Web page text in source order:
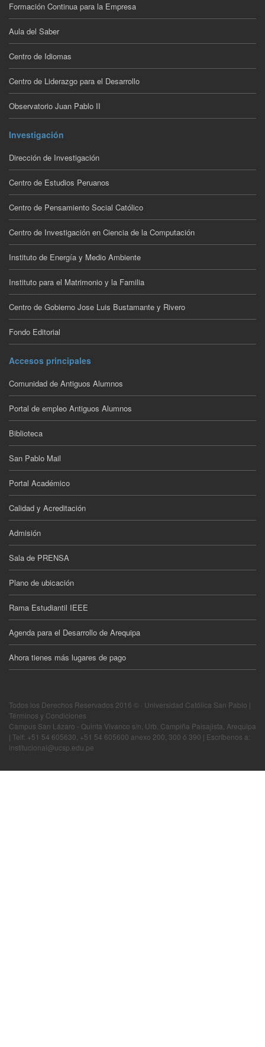
Formación Continua para la Empresa
Aula del Saber
Centro de Idiomas
Centro de Liderazgo para el Desarrollo
Observatorio Juan Pablo II
Investigación
Dirección de Investigación
Centro de Estudios Peruanos
Centro de Pensamiento Social Católico
Centro de Investigación en Ciencia de la Computación
Instituto de Energía y Medio Ambiente
Instituto para el Matrimonio y la Familia
Centro de Gobierno Jose Luis Bustamante y Rivero
Fondo Editorial
Accesos principales
Comunidad de Antiguos Alumnos
Portal de empleo Antiguos Alumnos
Biblioteca
San Pablo Mail
Portal Académico
Calidad y Acreditación
Admisión
Sala de PRENSA
Plano de ubicación
Rama Estudiantil IEEE
Agenda para el Desarrollo de Arequipa
Ahora tienes más lugares de pago
Todos los Derechos Reservados 2016 © · Universidad Católica San Pablo |
Términos y Condiciones
Campus San Lázaro - Quinta Vivanco s/n, Urb. Campiña Paisajista, Arequipa
| Telf: +51 54 605630, +51 54 605600 anexo 200, 300 ó 390 | Escríbenos a:
institucional@ucsp.edu.pe